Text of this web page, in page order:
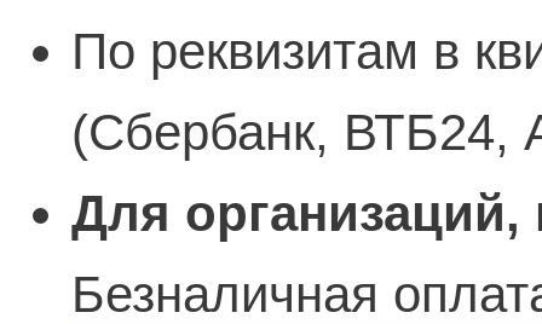
По реквизитам в
(Сбербанк, ВТБ24,
Для
Безналичная